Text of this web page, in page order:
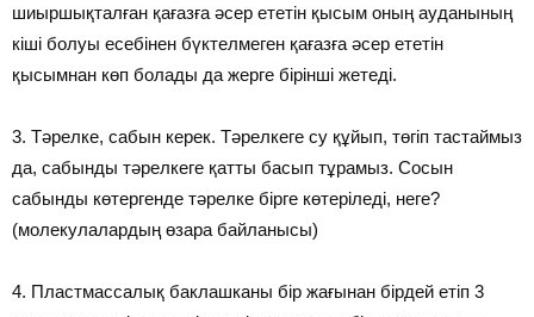
шиыршықталған қағазға әсер ететін қысым оның ауданының
кіші болуы есебінен бүктелмеген қағазға әсер ететін
қысымнан көп болады да жерге бірінші жетеді.
3. Тәрелке, сабын керек. Тәрелкеге су құйып, төгіп тастаймыз
да, сабынды тәрелкеге қатты басып тұрамыз. Сосын
сабынды көтергенде тәрелке бірге көтеріледі, неге?
(молекулалардың өзара байланысы)
4. Пластмассалық баклашканы бір жағынан бірдей етіп 3